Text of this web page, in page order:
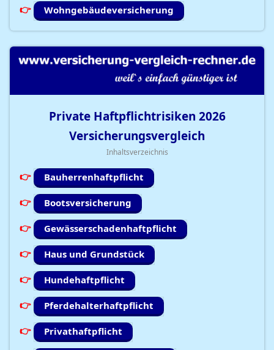
Wohngebäudeversicherung
Private Haftpflichtrisiken 2026
Versicherungsvergleich
Inhaltsverzeichnis
Bauherrenhaftpflicht
Bootsversicherung
Gewässerschadenhaftpflicht
Haus und Grundstück
Hundehaftpflicht
Pferdehalterhaftpflicht
Privathaftpflicht